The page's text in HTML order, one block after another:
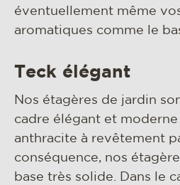
éventuellement même
aromatiques comme le
Teck élégant
Nos étagères de jardin
cadre élégant et
anthracite à revêtement
conséquence, nos
base très solide. Dans le